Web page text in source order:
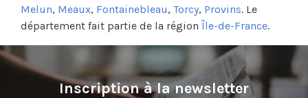
Melun, Meaux, Fontainebleau, Torcy, Provins. Le
département fait partie de la région Île-de-France.
Inscription à la newsletter